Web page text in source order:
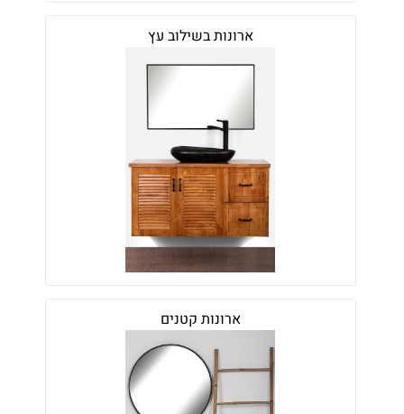
ארונות בשילוב עץ
ארונות קטנים